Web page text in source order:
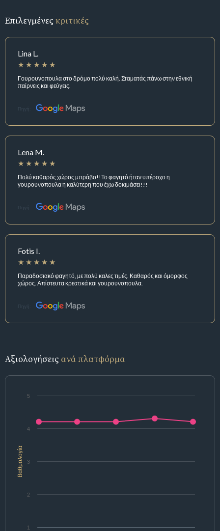
Επιλεγμένεςκριτικές
Lina L.
Γουρουνοπουλα στο δρόμο πολύ καλή. Σταματάς πάνω στην εθνική
παίρνεις και φεύγεις.
Πηγή:
Lena M.
Πολύ καθαρός χώρος μπράβο!!Το φαγητό ήταν υπέροχο η
γουρουνοπουλα η καλύτερη που έχω δοκιμάσει!!!
Πηγή:
Fotis I.
Παραδοσιακό φαγητό, με πολύ καλες τιμές. Καθαρός και όμορφος
χώρος. Απίστευτα κρεατικά και γουρουνοπουλα.
Πηγή:
Αξιολογήσεις ανά πλατφόρμα
Βαθμολογία
1
2
3
4
5